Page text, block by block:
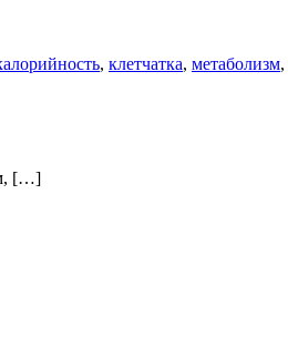
, клетчатка, метаболизм,
[…]